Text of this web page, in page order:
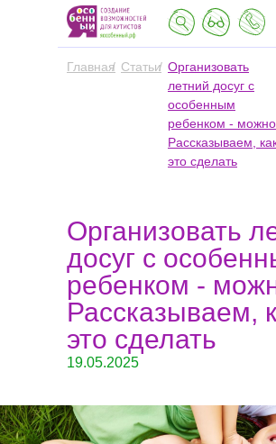
Главная/
Организовать
летний досуг с
особенным
ребенком -
Рассказываем,
это сделать
Статьи/
Организовать
досуг с
ребенком -
Рассказываем,
это сделать
19.05.2025